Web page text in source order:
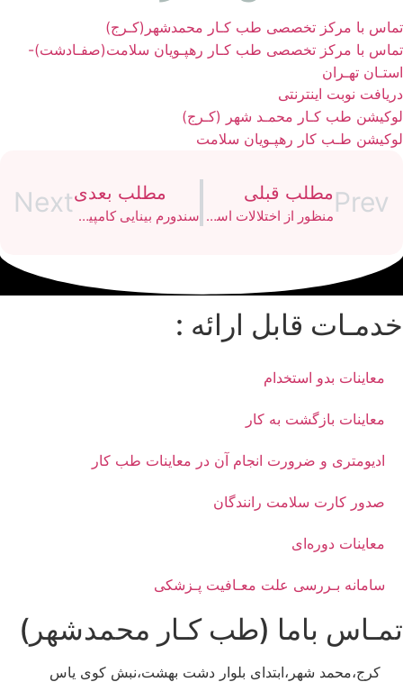
با مرکز تخصصی طب کـار محمدشهر(کـرج)
با مرکز تخصصی طب کـار رهپـویان سلامت(صفـادشت)-
تهـران
نوبت اینترنتی
طب کـار محمـد شهر (کـرج)
طـب کار رهپـویان سلامت
Prevمطلب قبلی
منظور از اختلالات اسکلتی عضلانی چیست؟
مطلب بعدی
سندورم بینایی کامپیوتر(بخش دوم) Next
قابل ارائه :
معاینات بدو استخدام
معاینات بازگشت به کار
ادیومتری و ضرورت انجام آن در معاینات طب کار
صدور کارت سلامت رانندگان
معاینات دوره‌ای
سامانه بـررسی علت معـافیت پـزشکی
باما (طب کـار محمدشهر)
کرج،محمد شهر،ابتدای بلوار دشت بهشت،نبش کوی یاس